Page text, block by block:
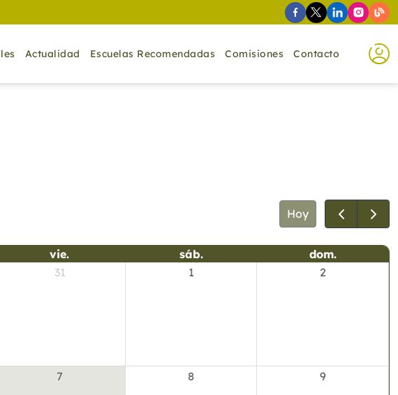
Actualidad Escuelas Recomendadas Comisiones Contacto
Hoy
vie. sáb.
dom.
31 1 2
7 8 9